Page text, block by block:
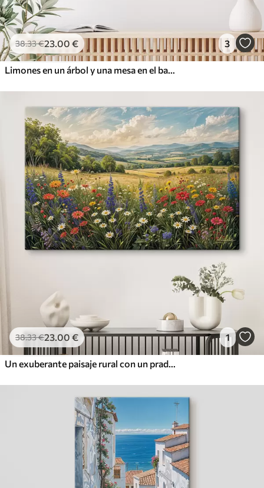
38.33€23.00 € 3
Limones en un árbol y una mesa en el balcón de un hotel con vistas al mar, imitación de pintura al óleo
38.33€23.00 € 1
Un exuberante paisaje rural con un prado de flores silvestres vibrantes y lleno de flores coloridas bajo un cielo nublado